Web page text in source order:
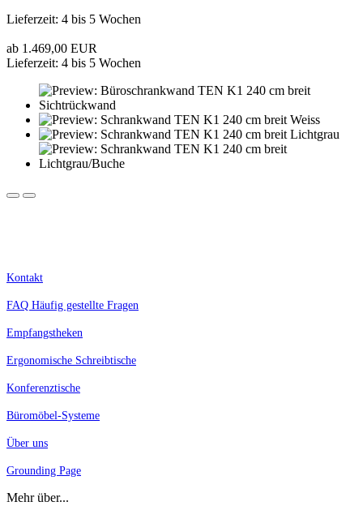
Lieferzeit: 4 bis 5 Wochen
ab 1.469,00 EUR
Lieferzeit: 4 bis 5 Wochen
Kontakt
FAQ Häufig gestellte Fragen
Empfangstheken
Ergonomische Schreibtische
Konferenztische
Büromöbel-Systeme
Über uns
Grounding Page
Mehr über...